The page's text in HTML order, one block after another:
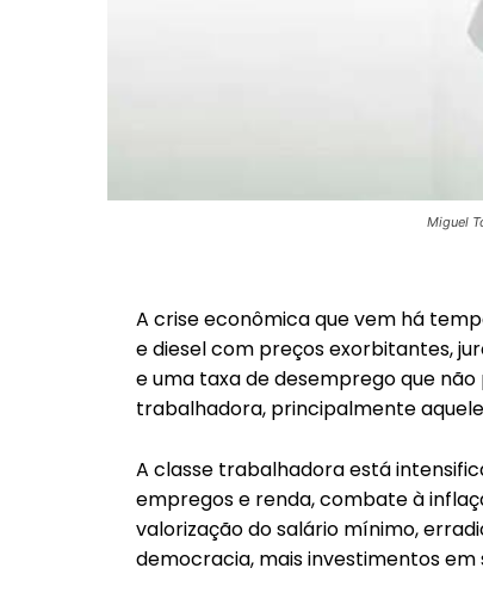
Miguel
A crise econômica que vem há
e diesel com preços exorbitantes,
e uma taxa de desemprego que
trabalhadora, principalmente
A classe trabalhadora está
empregos e renda, combate à
valorização do salário mínimo,
democracia, mais investimentos em